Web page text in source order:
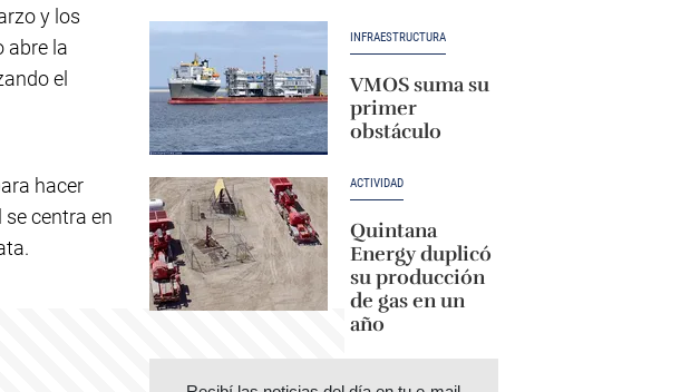
y los
abre la
el
hacer
centra en
INFRAESTRUCTURA
VMOS suma su
primer
obstáculo
ACTIVIDAD
Quintana
Energy duplicó
su producción
de gas en un
año